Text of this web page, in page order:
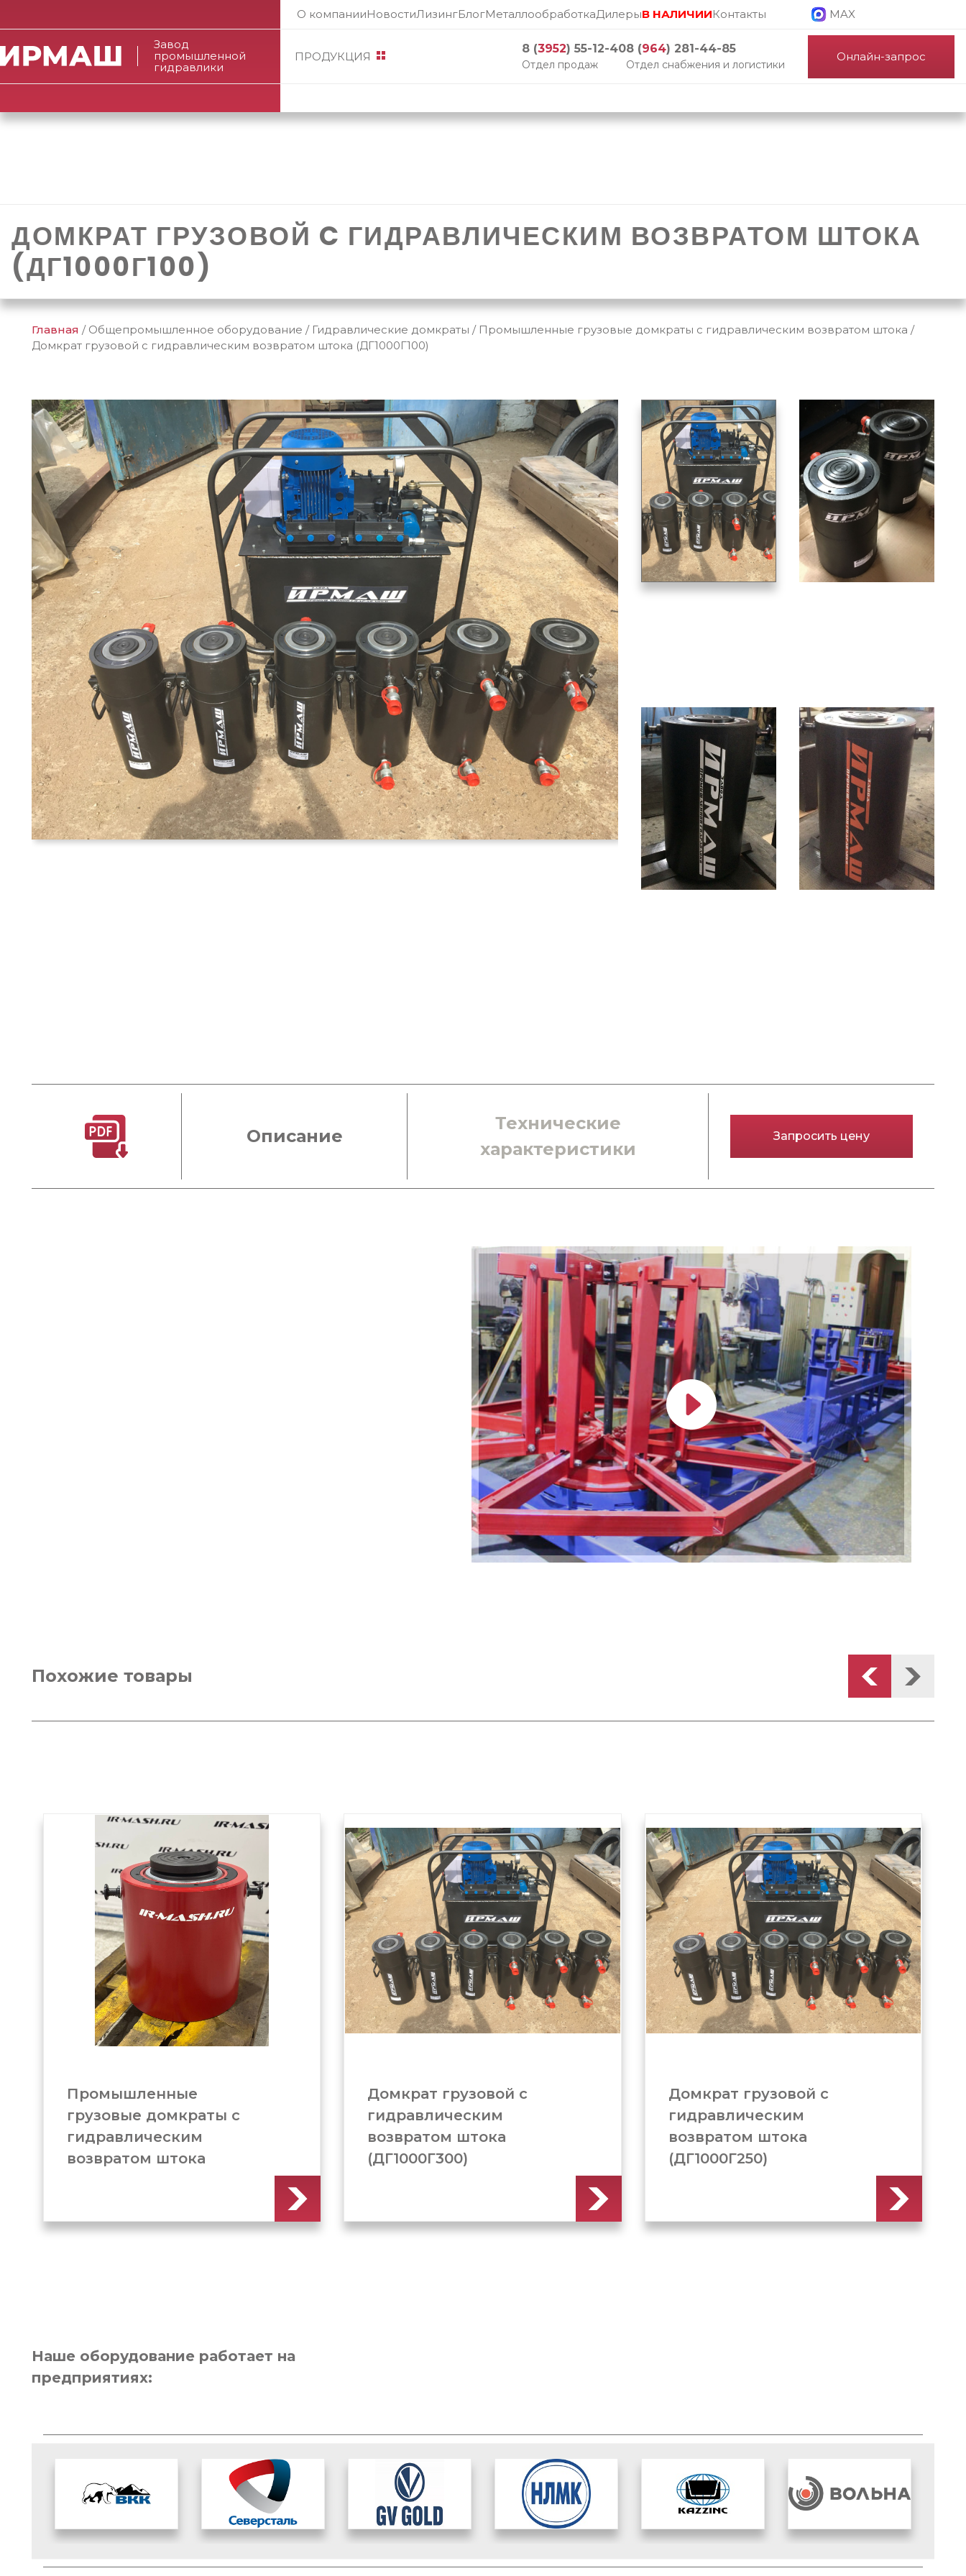
Завод
промышленной
гидравлики
О компанииНовостиЛизингБлогМеталлообработкаДилерыВ НАЛИЧИИКонтакты MAX
ПРОДУКЦИЯ
8 (3952) 55-12-40
Отдел продаж
8 (964) 281-44-85
Отдел снабжения и логистики
Онлайн-запрос
ДОМКРАТ ГРУЗОВОЙ C ГИДРАВЛИЧЕСКИМ ВОЗВРАТОМ ШТОКА
(ДГ1000Г100)
Главная / Общепромышленное оборудование / Гидравлические домкраты / Промышленные грузовые домкраты c гидравлическим возвратом штока /
Домкрат грузовой c гидравлическим возвратом штока (ДГ1000Г100)
Описание
Технические
характеристики
Запросить цену
Похожие товары
Домкрат грузовой c
гидравлическим
возвратом штока
(ДГ1000Г300)
Домкрат грузовой c
гидравлическим
возвратом штока
(ДГ1000Г250)
Домкрат грузовой c
гидравлическим
возвратом штока
(ДГ1000Г200)
Наше оборудование работает на
предприятиях: